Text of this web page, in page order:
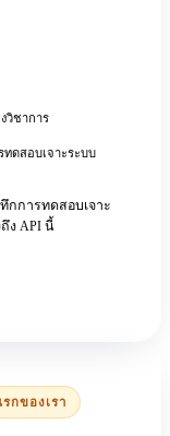
วิชาการ
ดสอบเจาะระบบ
การทดสอบเจาะ
ง API นี้
กของเรา